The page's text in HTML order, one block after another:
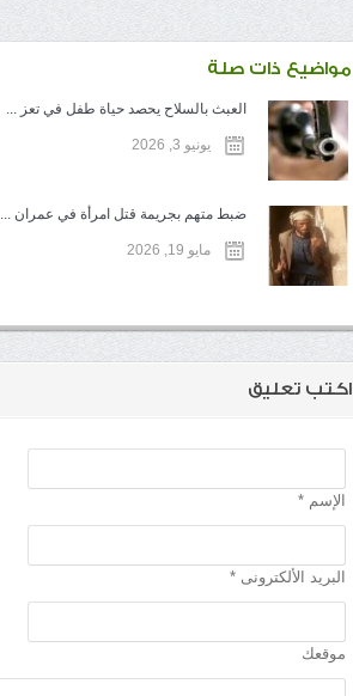
مواضيع ذات صلة
العبث بالسلاح يحصد حياة طفل في تعز ...
يونيو 3, 2026
ضبط متهم بجريمة قتل امرأة في عمران ...
مايو 19, 2026
اكتب تعليق
الإسم *
البريد الألكترونى *
موقعك